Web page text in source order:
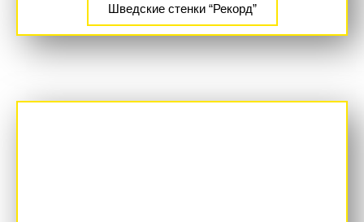
Шведские стенки “Рекорд”
ХИТ